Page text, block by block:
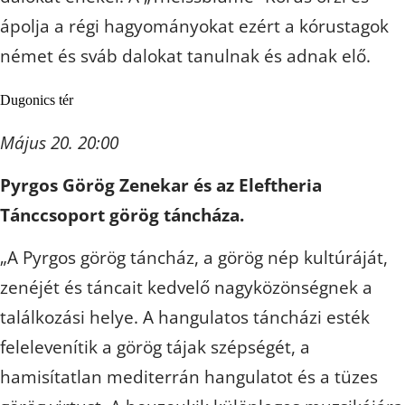
ápolja a régi hagyományokat ezért a kórustagok
német és sváb dalokat tanulnak és adnak elő.
Dugonics tér
Május 20. 20:00
Pyrgos Görög Zenekar és az Eleftheria
Tánccsoport görög táncháza.
„A Pyrgos görög táncház, a görög nép kultúráját,
zenéjét és táncait kedvelő nagyközönségnek a
találkozási helye. A hangulatos táncházi esték
felelevenítik a görög tájak szépségét, a
hamisítatlan mediterrán hangulatot és a tüzes